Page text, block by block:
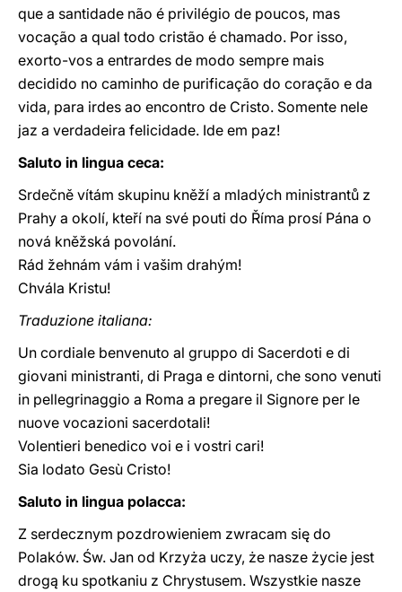
que a santidade não é privilégio de poucos, mas
vocação a qual todo cristão é chamado. Por isso,
exorto-vos a entrardes de modo sempre mais
decidido no caminho de purificação do coração e da
vida, para irdes ao encontro de Cristo. Somente nele
jaz a verdadeira felicidade. Ide em paz!
Saluto in lingua ceca:
Srdečně vítám skupinu kněží a mladých ministrantů z
Prahy a okolí, kteří na své pouti do Říma prosí Pána o
nová kněžská povolání.
Rád žehnám vám i vašim drahým!
Chvála Kristu!
Traduzione italiana:
Un cordiale benvenuto al gruppo di Sacerdoti e di
giovani ministranti, di Praga e dintorni, che sono venuti
in pellegrinaggio a Roma a pregare il Signore per le
nuove vocazioni sacerdotali!
Volentieri benedico voi e i vostri cari!
Sia lodato Gesù Cristo!
Saluto in lingua polacca:
Z serdecznym pozdrowieniem zwracam się do
Polaków. Św. Jan od Krzyża uczy, że nasze życie jest
drogą ku spotkaniu z Chrystusem. Wszystkie nasze